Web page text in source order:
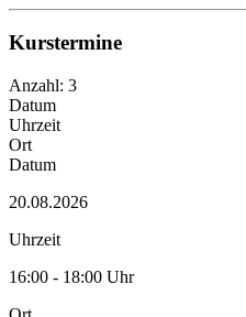
Kurstermine
Anzahl: 3
Datum
Uhrzeit
Ort
Datum
20.08.2026
Uhrzeit
16:00 - 18:00 Uhr